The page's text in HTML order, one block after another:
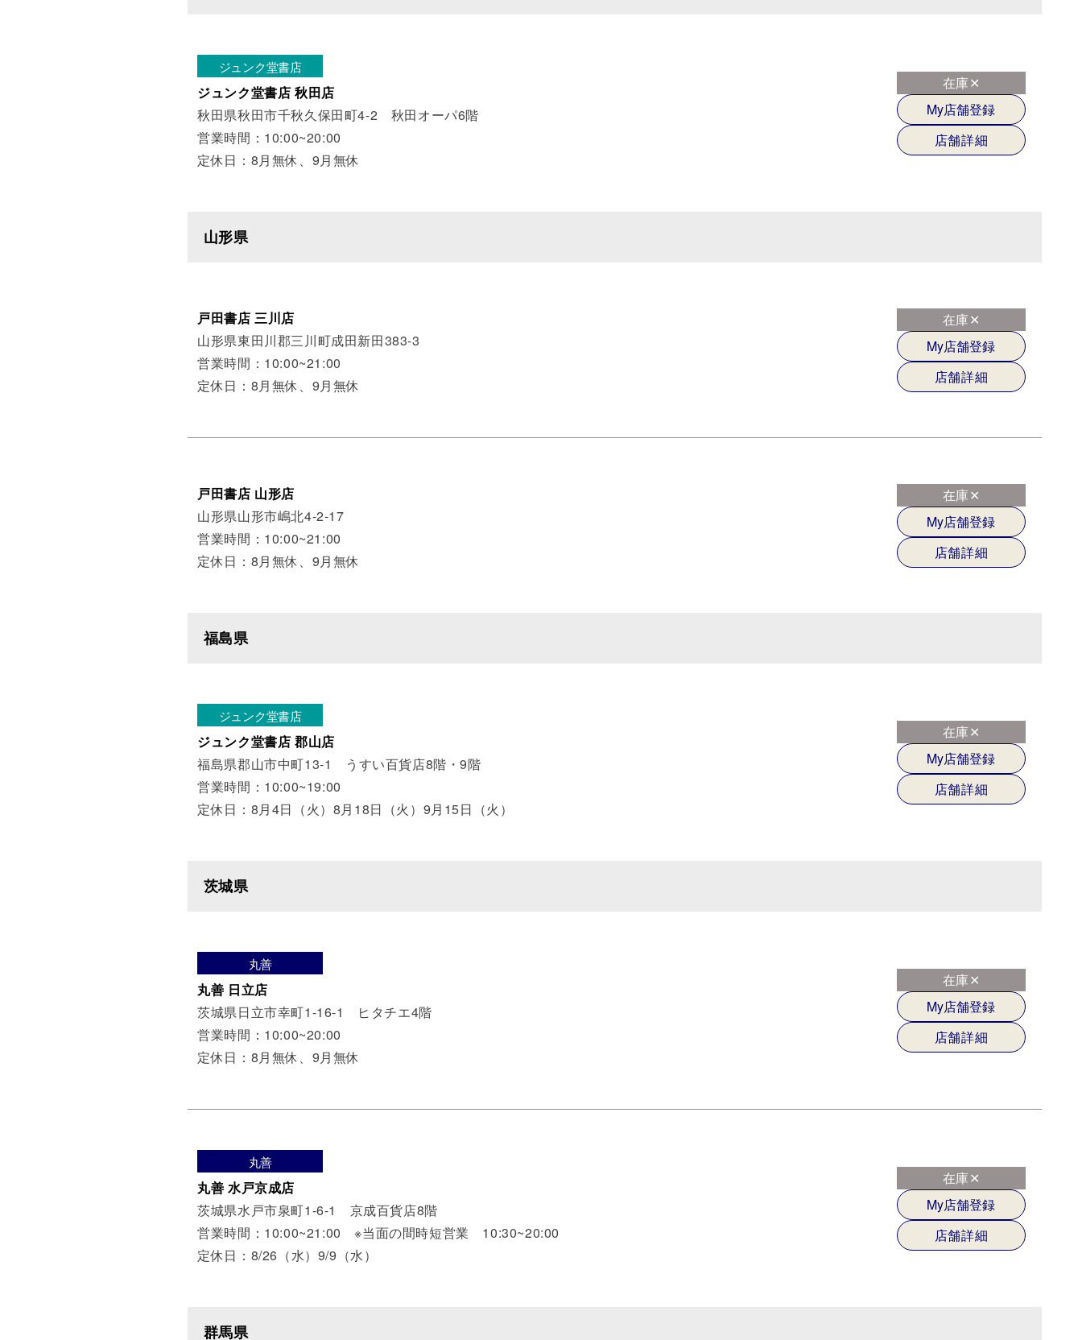
ジュンク堂書店
ジュンク堂書店 秋田店
秋田県秋田市千秋久保田町4-2 秋田オーパ6階
営業時間：10:00~20:00
定休日：8月無休、9月無休
在庫✕
My店舗登録
店舗詳細
山形県
戸田書店 三川店
山形県東田川郡三川町成田新田383-3
営業時間：10:00~21:00
定休日：8月無休、9月無休
在庫✕
My店舗登録
店舗詳細
戸田書店 山形店
山形県山形市嶋北4-2-17
営業時間：10:00~21:00
定休日：8月無休、9月無休
在庫✕
My店舗登録
店舗詳細
福島県
ジュンク堂書店
ジュンク堂書店 郡山店
福島県郡山市中町13-1 うすい百貨店8階・9階
営業時間：10:00~19:00
定休日：8月4日（火）8月18日（火）9月15日（火）
在庫✕
My店舗登録
店舗詳細
茨城県
丸善
丸善 日立店
茨城県日立市幸町1-16-1 ヒタチエ4階
営業時間：10:00~20:00
定休日：8月無休、9月無休
在庫✕
My店舗登録
店舗詳細
丸善
丸善 水戸京成店
茨城県水戸市泉町1-6-1 京成百貨店8階
営業時間：10:00~21:00 ※当面の間時短営業 10:30~20:00
定休日：8/26（水）9/9（水）
在庫✕
My店舗登録
店舗詳細
群馬県